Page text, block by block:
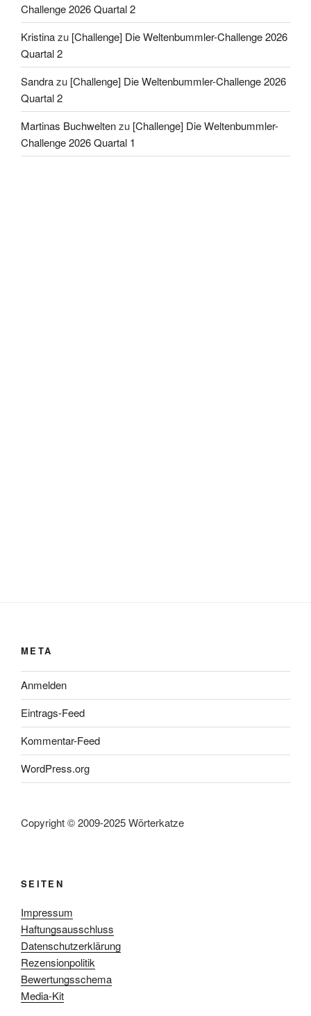
Challenge 2026 Quartal 2
Kristinazu [Challenge] Die Weltenbummler-Challenge 2026
Quartal 2
Sandrazu [Challenge] Die Weltenbummler-Challenge 2026
Quartal 2
Martinas Buchweltenzu [Challenge] Die Weltenbummler-
Challenge 2026 Quartal 1
META
Anmelden
Eintrags-Feed
Kommentar-Feed
WordPress.org
Copyright © 2009-2025 Wörterkatze
SEITEN
Impressum
Haftungsausschluss
Datenschutzerklärung
Rezensionpolitik
Bewertungsschema
Media-Kit